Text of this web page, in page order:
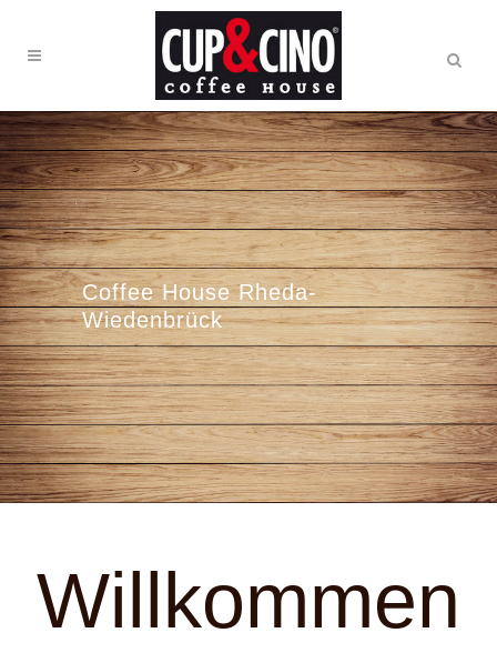
Coffee House Rheda-
Wiedenbrück
Willkommen